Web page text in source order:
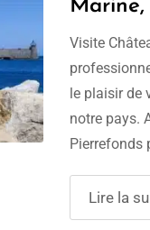
Visite
le plaisir de
notre pays.
Pierrefonds
décrire
ont amené …
Lire la